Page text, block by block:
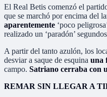
El Real Betis comenzó el
que se marchó por encima del
aparentemente ‘poco
realizado un ‘paradón’
A partir del tanto azulón, los
desviar a saque de esquina una
campo. Satriano cerraba con
REMAR SIN LLEGAR A